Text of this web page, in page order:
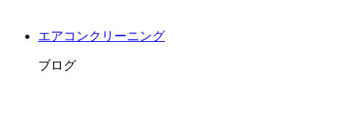
エアコンクリーニング
ブログ